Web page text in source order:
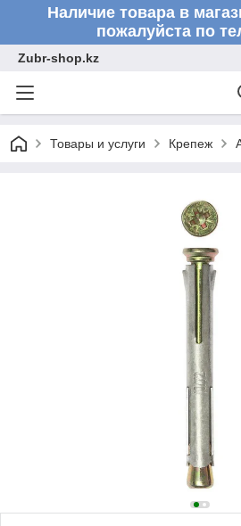
Наличие товара в
пожалуйста по
Zubr-shop.kz
Товары и услуги Крепеж